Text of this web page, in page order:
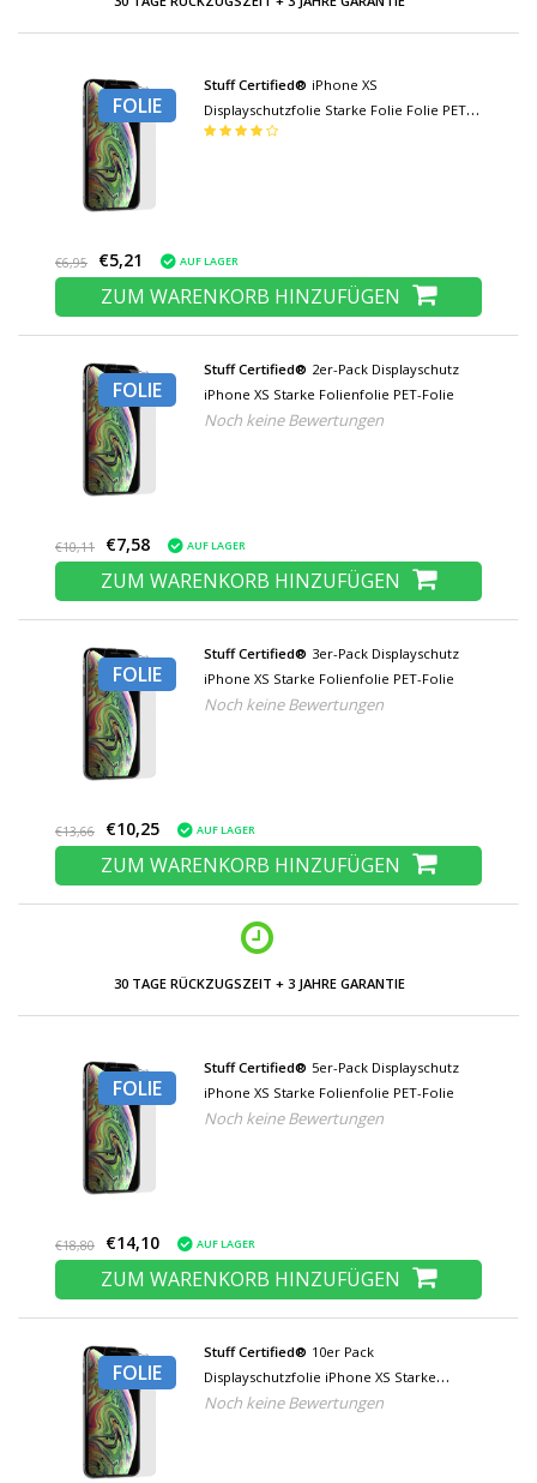
FOLIE
Stuff Certified® iPhone XS
Displayschutzfolie Starke Folie Folie PET-
Folie
€6,95 €5,21 AUF LAGER
ZUM WARENKORB HINZUFÜGEN
FOLIE
Stuff Certified® 2er-Pack Displayschutz
iPhone XS Starke Folienfolie PET-Folie
Noch keine Bewertungen
€10,11 €7,58 AUF LAGER
ZUM WARENKORB HINZUFÜGEN
FOLIE
Stuff Certified® 3er-Pack Displayschutz
iPhone XS Starke Folienfolie PET-Folie
Noch keine Bewertungen
€13,66 €10,25 AUF LAGER
ZUM WARENKORB HINZUFÜGEN
30 TAGE RÜCKZUGSZEIT + 3 JAHRE GARANTIE
FOLIE
Stuff Certified® 5er-Pack Displayschutz
iPhone XS Starke Folienfolie PET-Folie
Noch keine Bewertungen
€18,80 €14,10 AUF LAGER
ZUM WARENKORB HINZUFÜGEN
FOLIE
Stuff Certified® 10er Pack
Displayschutzfolie iPhone XS Starke
Folienfolie PET-Folie
Noch keine Bewertungen